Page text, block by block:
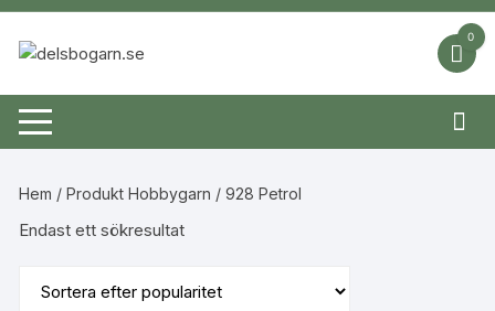
Hoppa
innehåll
0
Hem / Produkt Hobbygarn / 928 Petrol
Endast ett sökresultat